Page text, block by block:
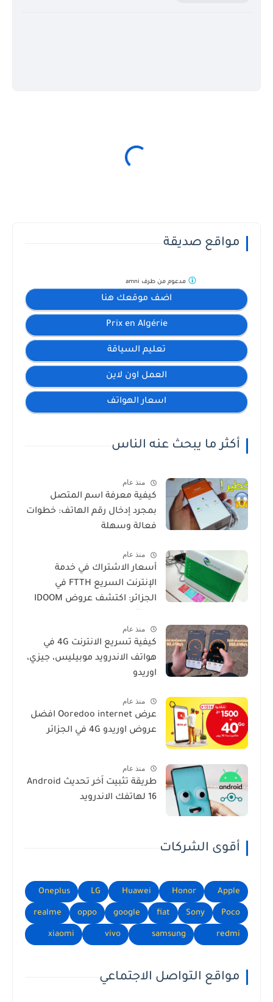
مواقع صديقة
اضف موقعك هنا
Prix en Algérie
تعليم السياقة
العمل اون لاين
اسعار الهواتف
مدعوم من طرف amni
أكثر ما يبحث عنه الناس
منذ عام
كيفية معرفة اسم المتصل
بمجرد إدخال رقم الهاتف: خطوات
فعالة وسهلة
منذ عام
أسعار الاشتراك في خدمة
الإنترنت السريع FTTH في
الجزائر: اكتشف عروض IDOOM
منذ عام
كيفية تسريع الانترنت 4G في
هواتف الاندرويد موبيليس، جيزي،
اوريدو
منذ عام
عرض Ooredoo internet افضل
عروض اوريدو 4G في الجزائر
منذ عام
طريقة تثبيت اَخر تحديث Android
16 لهاتفك الاندرويد
أقوى الشركات
Apple
Honor
Huawei
LG
Oneplus
Poco
Sony
fiat
google
oppo
realme
redmi
samsung
vivo
xiaomi
مواقع التواصل الاجتماعي